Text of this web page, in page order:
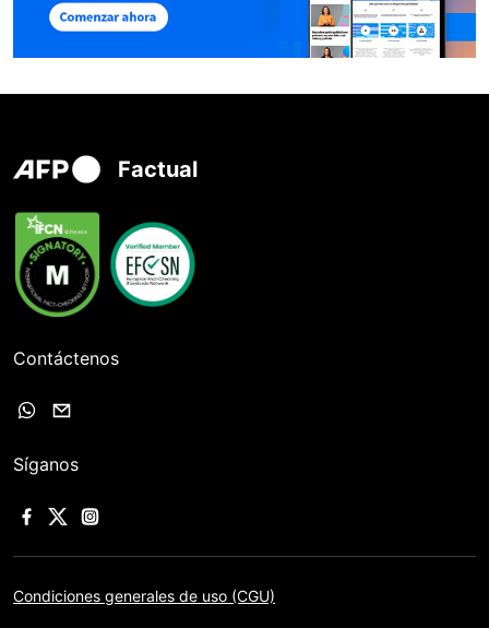
Factual
Contáctenos
Síganos
Condiciones generales de uso (CGU)